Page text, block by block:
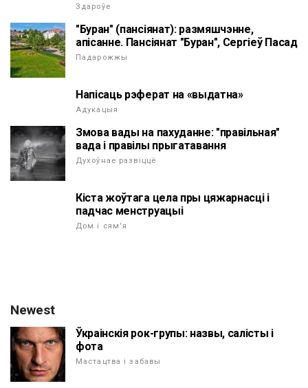
Здароўе
"Буран" (пансіянат): размяшчэнне,
апісанне. Пансіянат "Буран", Сергіеў Пасад
Падарожжы
Напісаць рэферат на «выдатна»
Адукацыя
Змова вады на пахуданне: "правільная"
вада і правілы прыгатавання
Духоўнае развіццё
Кіста жоўтага цела пры цяжарнасці і
падчас менструацыі
Дом і сям'я
Newest
Ўкраінскія рок-групы: назвы, салісты і
фота
Мастацтва і забавы